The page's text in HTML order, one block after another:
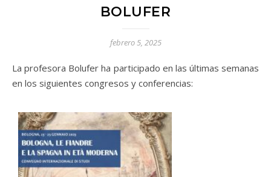
BOLUFER
febrero 5, 2025
La profesora Bolufer ha participado en las últimas semanas
en los siguientes congresos y conferencias: